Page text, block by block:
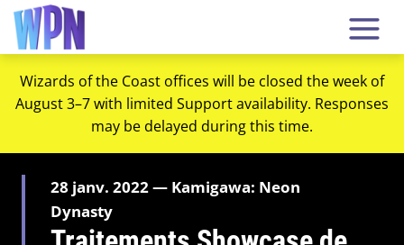
Wizards of the Coast offices will be closed the week of
August 3–7 with limited Support availability. Responses
may be delayed during this time.
28 janv. 2022 — Kamigawa: Neon
Dynasty